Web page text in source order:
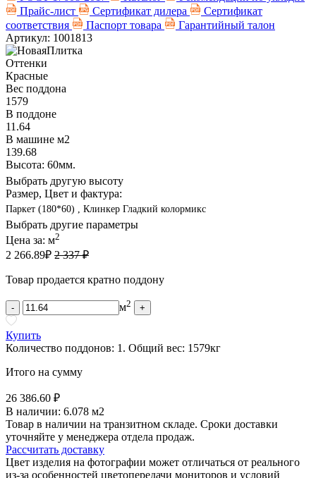
Прайс-лист
Сертификат дилера
Сертификат
соответствия
Паспорт товара
Гарантийный талон
Артикул: 1001813
Оттенки
Красные
Вес поддона
1579
В поддоне
11.64
В машине м2
139.68
Высота: 60мм.
Выбрать другую высоту
Размер, Цвет и фактура:
Паркет (180*60) , Клинкер Гладкий колормикс
Выбрать другие параметры
Цена за: м2
2 266.89₽ 2 337 ₽
Товар продается кратно поддону
- м2 +
Купить
Количество поддонов: 1 . Общий вес: 1579кг
Итого на сумму
26 386.60 ₽
В наличии: 6.078 м2
Товар в наличии на транзитном складе. Сроки доставки
уточняйте у менеджера отдела продаж.
Рассчитать доставку
Цвет изделия на фотографии может отличаться от реального
из-за особенностей цветопередачи мониторов и условий